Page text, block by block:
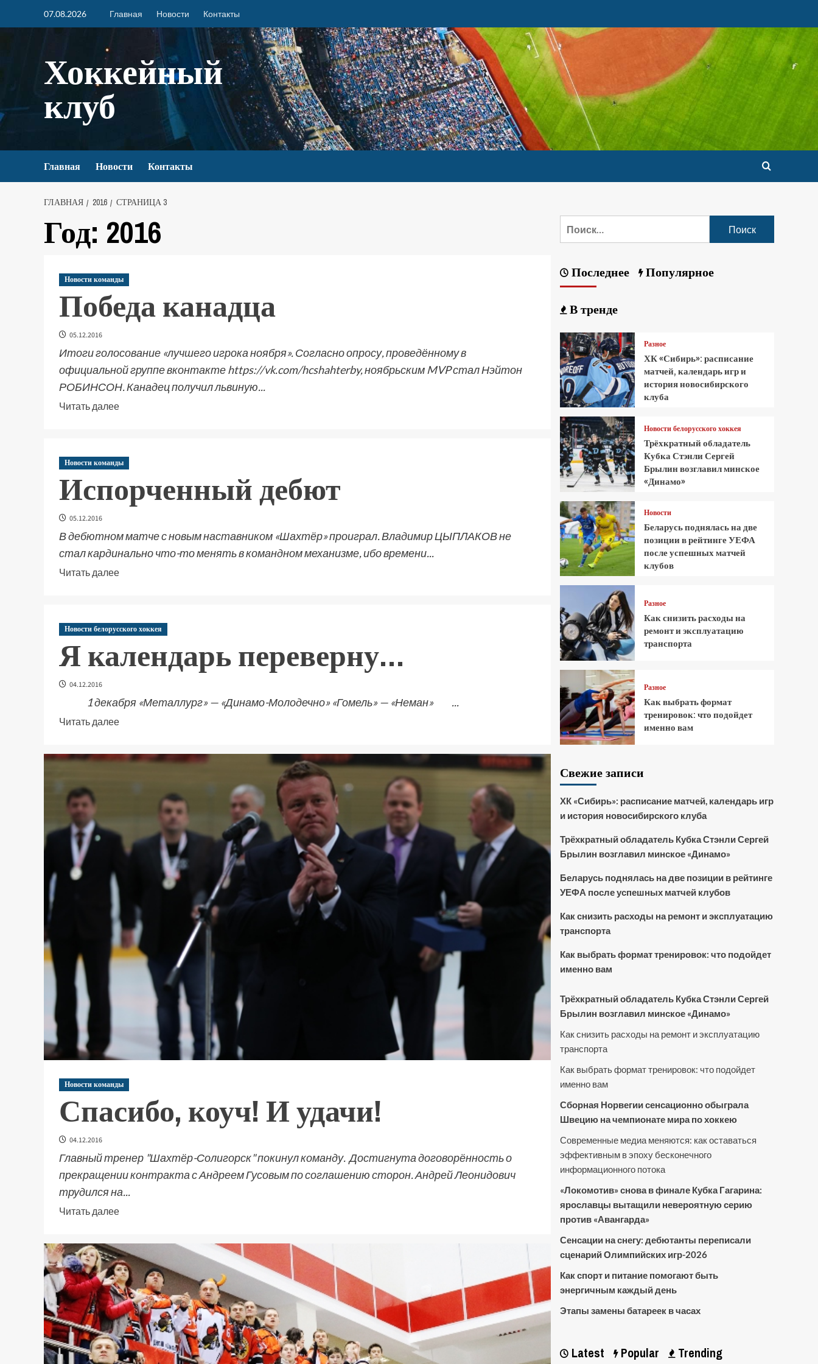
07.08.2026 Главная Новости Контакты
Хоккейный
клуб
Главная Новости Контакты
ГЛАВНАЯ 2016 СТРАНИЦА 3
Год: 2016
Новости команды
Победа канадца
05.12.2016
Итоги голосование «лучшего игрока ноября». Согласно опросу, проведённому в
официальной группе вконтакте https://vk.com/hcshahterby, ноябрьским MVP стал Нэйтон
РОБИНСОН. Канадец получил львиную...
Читать далее
Новости команды
Испорченный дебют
05.12.2016
В дебютном матче с новым наставником «Шахтёр» проиграл. Владимир ЦЫПЛАКОВ не
стал кардинально что-то менять в командном механизме, ибо времени...
Читать далее
Новости белорусского хоккея
Я календарь переверну…
04.12.2016
1 декабря «Металлург» — «Динамо-Молодечно» «Гомель» — «Неман» ...
Читать далее
Новости команды
Спасибо, коуч! И удачи!
04.12.2016
Главный тренер "Шахтёр-Солигорск" покинул команду. Достигнута договорённость о
прекращении контракта с Андреем Гусовым по соглашению сторон. Андрей Леонидович
трудился на...
Читать далее
Последнее Популярное
В тренде
Разное
ХК «Сибирь»: расписание
матчей, календарь игр и
история новосибирского
клуба
Новости белорусского хоккея
Трёхкратный обладатель
Кубка Стэнли Сергей
Брылин возглавил минское
«Динамо»
Новости
Беларусь поднялась на две
позиции в рейтинге УЕФА
после успешных матчей
клубов
Разное
Как снизить расходы на
ремонт и эксплуатацию
транспорта
Разное
Как выбрать формат
тренировок: что подойдет
именно вам
Свежие записи
ХК «Сибирь»: расписание матчей, календарь игр
и история новосибирского клуба
Трёхкратный обладатель Кубка Стэнли Сергей
Брылин возглавил минское «Динамо»
Беларусь поднялась на две позиции в рейтинге
УЕФА после успешных матчей клубов
Как снизить расходы на ремонт и эксплуатацию
транспорта
Как выбрать формат тренировок: что подойдет
именно вам
Трёхкратный обладатель Кубка Стэнли Сергей
Брылин возглавил минское «Динамо»
Как снизить расходы на ремонт и эксплуатацию
транспорта
Как выбрать формат тренировок: что подойдет
именно вам
Сборная Норвегии сенсационно обыграла
Швецию на чемпионате мира по хоккею
Современные медиа меняются: как оставаться
эффективным в эпоху бесконечного
информационного потока
«Локомотив» снова в финале Кубка Гагарина:
ярославцы вытащили невероятную серию
против «Авангарда»
Сенсации на снегу: дебютанты переписали
сценарий Олимпийских игр-2026
Как спорт и питание помогают быть
энергичным каждый день
Этапы замены батареек в часах
Latest Popular Trending